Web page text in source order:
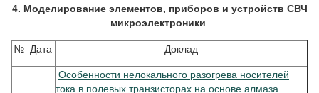
4. Моделирование элементов, приборов и устройств СВЧ
микроэлектроники
№ Дата Доклад
Особенности нелокального разогрева носителей
тока в полевых транзисторах на основе алмаза